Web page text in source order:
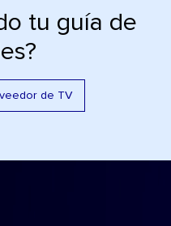
tu guía de
de TV